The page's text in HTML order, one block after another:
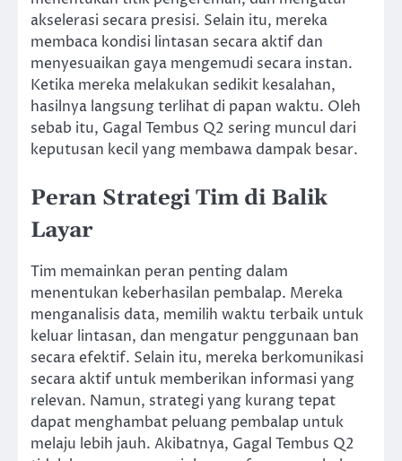
akselerasi secara presisi. Selain itu, mereka
membaca kondisi lintasan secara aktif dan
menyesuaikan gaya mengemudi secara instan.
Ketika mereka melakukan sedikit kesalahan,
hasilnya langsung terlihat di papan waktu. Oleh
sebab itu, Gagal Tembus Q2 sering muncul dari
keputusan kecil yang membawa dampak besar.
Peran Strategi Tim di Balik
Layar
Tim memainkan peran penting dalam
menentukan keberhasilan pembalap. Mereka
menganalisis data, memilih waktu terbaik untuk
keluar lintasan, dan mengatur penggunaan ban
secara efektif. Selain itu, mereka berkomunikasi
secara aktif untuk memberikan informasi yang
relevan. Namun, strategi yang kurang tepat
dapat menghambat peluang pembalap untuk
melaju lebih jauh. Akibatnya, Gagal Tembus Q2